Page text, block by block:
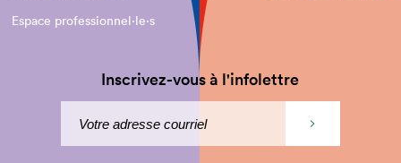
Espace professionnel·le⋅s
Inscrivez-vous à l'infolettre